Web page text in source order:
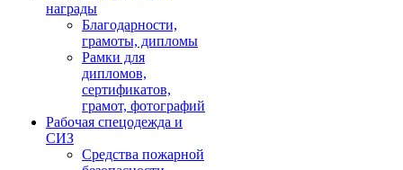
награды
Благодарности,
грамоты, дипломы
Рамки для
дипломов,
сертификатов,
грамот, фотографий
Рабочая спецодежда и
СИЗ
Средства пожарной